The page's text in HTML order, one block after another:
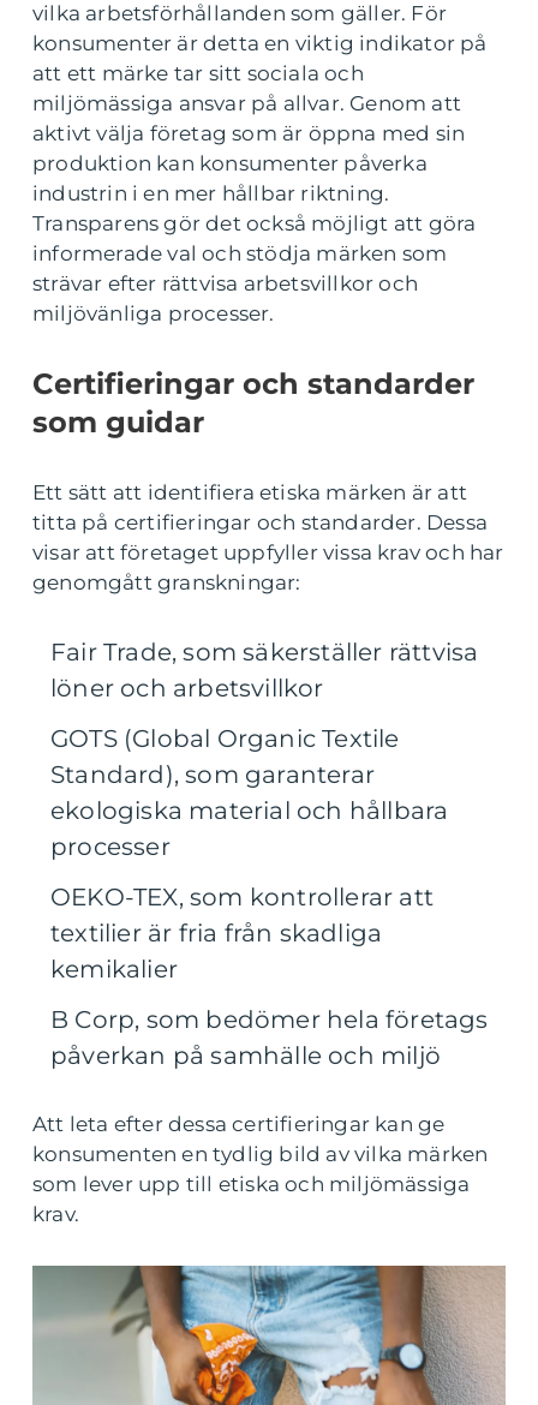
vilka arbetsförhållanden som gäller. För
konsumenter är detta en viktig indikator på
att ett märke tar sitt sociala och
miljömässiga ansvar på allvar. Genom att
aktivt välja företag som är öppna med sin
produktion kan konsumenter påverka
industrin i en mer hållbar riktning.
Transparens gör det också möjligt att göra
informerade val och stödja märken som
strävar efter rättvisa arbetsvillkor och
miljövänliga processer.
Certifieringar och standarder
som guidar
Ett sätt att identifiera etiska märken är att
titta på certifieringar och standarder. Dessa
visar att företaget uppfyller vissa krav och har
genomgått granskningar:
Fair Trade, som säkerställer rättvisa
löner och arbetsvillkor
GOTS (Global Organic Textile
Standard), som garanterar
ekologiska material och hållbara
processer
OEKO-TEX, som kontrollerar att
textilier är fria från skadliga
kemikalier
B Corp, som bedömer hela företags
påverkan på samhälle och miljö
Att leta efter dessa certifieringar kan ge
konsumenten en tydlig bild av vilka märken
som lever upp till etiska och miljömässiga
krav.